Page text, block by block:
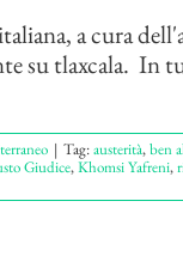
a cura
su tlaxcala. In
| Tag:austerità,ben
Giudice,Khomsi Yafreni,